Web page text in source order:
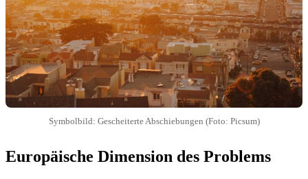
Symbolbild: Gescheiterte Abschiebungen (Foto: Picsum)
Europäische Dimension des Problems